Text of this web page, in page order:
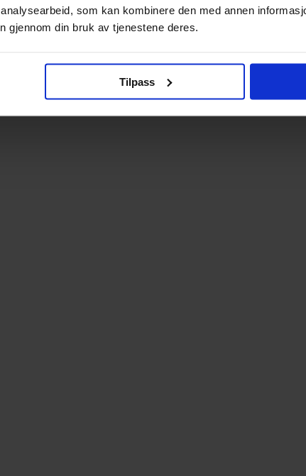
som kan kombinere den med annen
gjennom din bruk av tjenestene deres.
Tilpass